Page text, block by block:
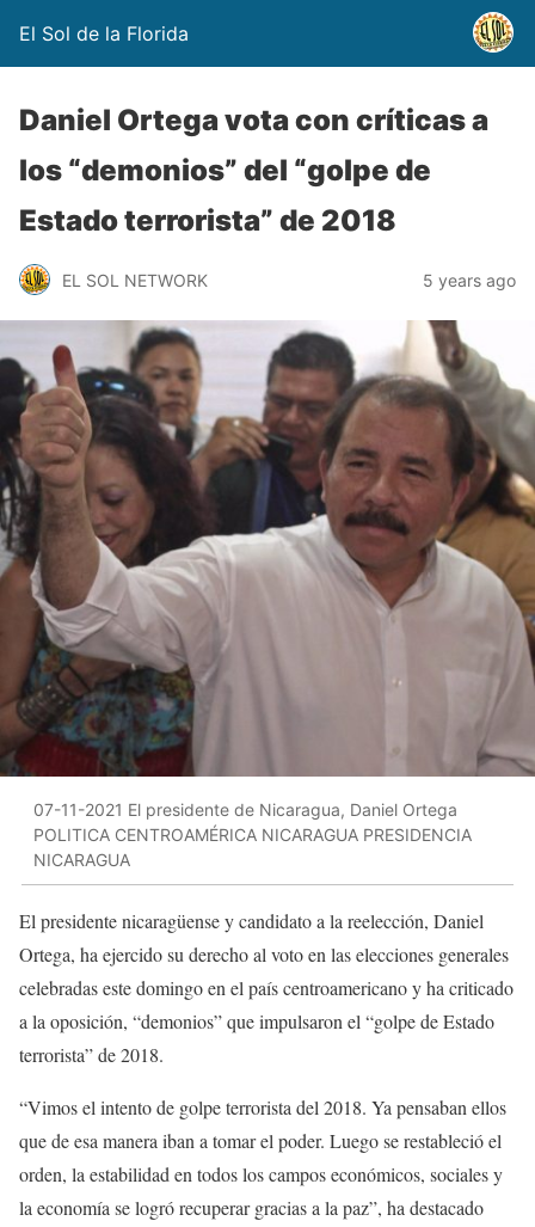
El Sol de la Florida
Daniel Ortega vota con críticas a
los “demonios” del “golpe de
Estado terrorista” de 2018
EL SOL NETWORK 5 years ago
07-11-2021 El presidente de Nicaragua, Daniel Ortega
POLITICA CENTROAMÉRICA NICARAGUA PRESIDENCIA
NICARAGUA
El presidente nicaragüense y candidato a la reelección, Daniel
Ortega, ha ejercido su derecho al voto en las elecciones generales
celebradas este domingo en el país centroamericano y ha criticado
a la oposición, “demonios” que impulsaron el “golpe de Estado
terrorista” de 2018.
“Vimos el intento de golpe terrorista del 2018. Ya pensaban ellos
que de esa manera iban a tomar el poder. Luego se restableció el
orden, la estabilidad en todos los campos económicos, sociales y
la economía se logró recuperar gracias a la paz”, ha destacado